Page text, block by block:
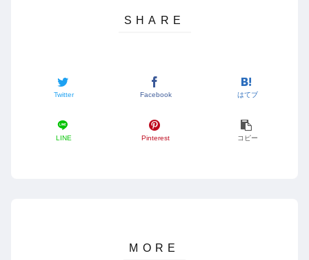
Twitter Facebook はてブ
LINE Pinterest コピー